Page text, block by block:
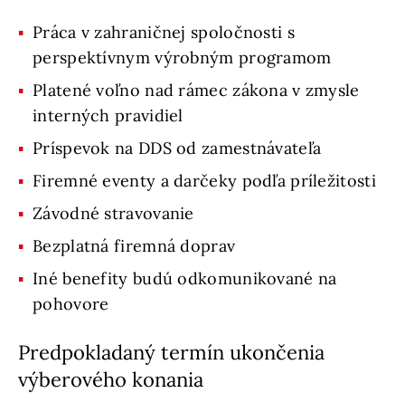
Práca v zahraničnej spoločnosti s
perspektívnym výrobným programom
Platené voľno nad rámec zákona v zmysle
interných pravidiel
Príspevok na DDS od zamestnávateľa
Firemné eventy a darčeky podľa príležitosti
Závodné stravovanie
Bezplatná firemná doprav
Iné benefity budú odkomunikované na
pohovore
Predpokladaný termín ukončenia
výberového konania